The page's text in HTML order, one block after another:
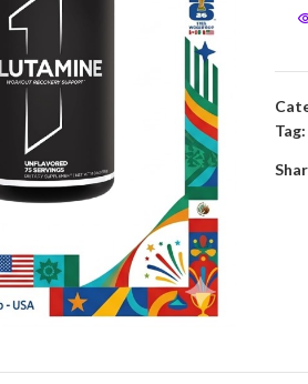
Tag: